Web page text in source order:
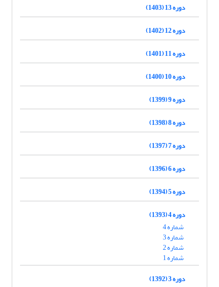
دوره 13 (1403)
دوره 12 (1402)
دوره 11 (1401)
دوره 10 (1400)
دوره 9 (1399)
دوره 8 (1398)
دوره 7 (1397)
دوره 6 (1396)
دوره 5 (1394)
دوره 4 (1393)
شماره 4
شماره 3
شماره 2
شماره 1
دوره 3 (1392)